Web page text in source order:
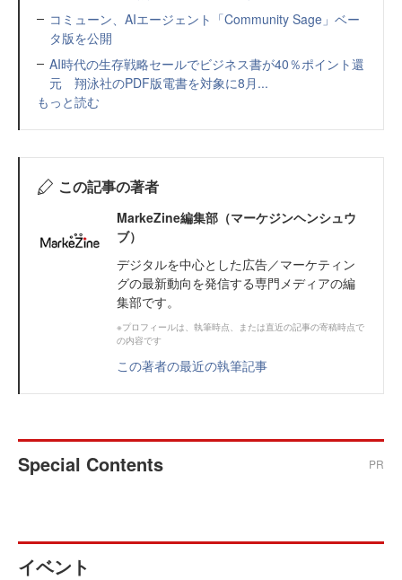
コミューン、AIエージェント「Community Sage」ベー
タ版を公開
AI時代の生存戦略セールでビジネス書が40％ポイント還
元 翔泳社のPDF版電書を対象に8月...
もっと読む
この記事の著者
MarkeZine編集部（マーケジンヘンシュウ
ブ）
デジタルを中心とした広告／マーケティン
グの最新動向を発信する専門メディアの編
集部です。
※プロフィールは、執筆時点、または直近の記事の寄稿時点で
の内容です
この著者の最近の執筆記事
Special Contents PR
イベント